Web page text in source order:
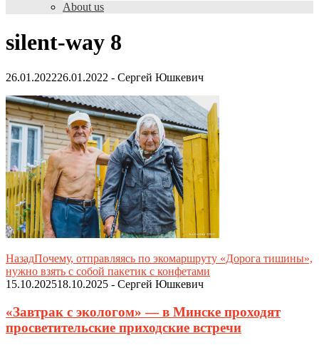
About us
silent-way 8
26.01.202226.01.2022 - Сергей Юшкевич
НазадПочему, отправляясь по экомаршруту «Дорога тишины»,
нужно взять с собой пакетик с конфетами
15.10.202518.10.2025 - Сергей Юшкевич
«Завтрак с экологом» — в Минске проходят
просветительские приходские встречи